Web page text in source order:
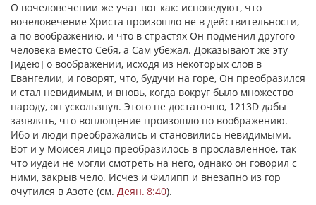
О вочеловечении же учат вот как: исповедуют, что
вочеловечение Христа произошло не в действительности,
а по воображению, и что в страстях Он подменил другого
человека вместо Себя, а Сам убежал. Доказывают же эту
[идею] о воображении, исходя из некоторых слов в
Евангелии, и говорят, что, будучи на горе, Он преобразился
и стал невидимым, и вновь, когда вокруг было множество
народу, он ускользнул. Этого не достаточно, 1213D дабы
заявлять, что воплощение произошло по воображению.
Ибо и люди преображались и становились невидимыми.
Вот и у Моисея лицо преобразилось в прославленное, так
что иудеи не могли смотреть на него, однако он говорил с
ними, закрыв чело. Исчез и Филипп и внезапно из гор
очутился в Азоте (см. Деян. 8:40).